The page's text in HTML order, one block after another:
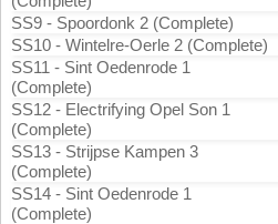
SS9 - Spoordonk 2 (Complete)
SS10 - Wintelre-Oerle 2 (Complete)
SS11 - Sint Oedenrode 1
(Complete)
SS12 - Electrifying Opel Son 1
(Complete)
SS13 - Strijpse Kampen 3
(Complete)
SS14 - Sint Oedenrode 1
(Complete)